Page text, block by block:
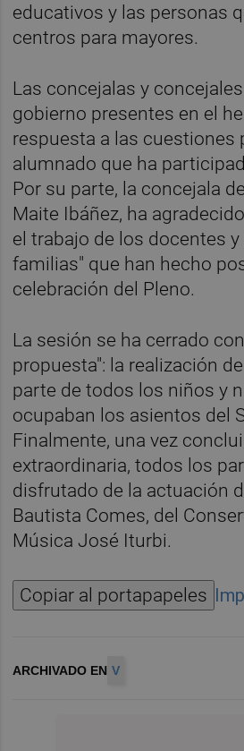
educativos y las personas
centros para mayores.
Las concejalas y
gobierno presentes en el
respuesta a las cuestiones
alumnado que ha
Por su parte, la concejala
Maite Ibáñez, ha
el trabajo de los docentes
familias" que han hecho
celebración del Pleno.
La sesión se ha cerrado
propuesta": la realización
parte de todos los niños y
ocupaban los asientos del
Finalmente, una vez
extraordinaria, todos los
disfrutado de la actuación
Bautista Comes, del
Música José Iturbi.
Copiar al portapapeles
ARCHIVADO EN V